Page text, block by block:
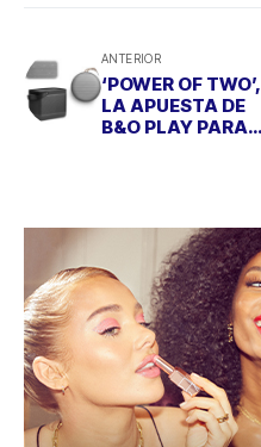
ANTERIOR
‘POWER OF TWO’,
LA APUESTA DE
B&O PLAY PARA